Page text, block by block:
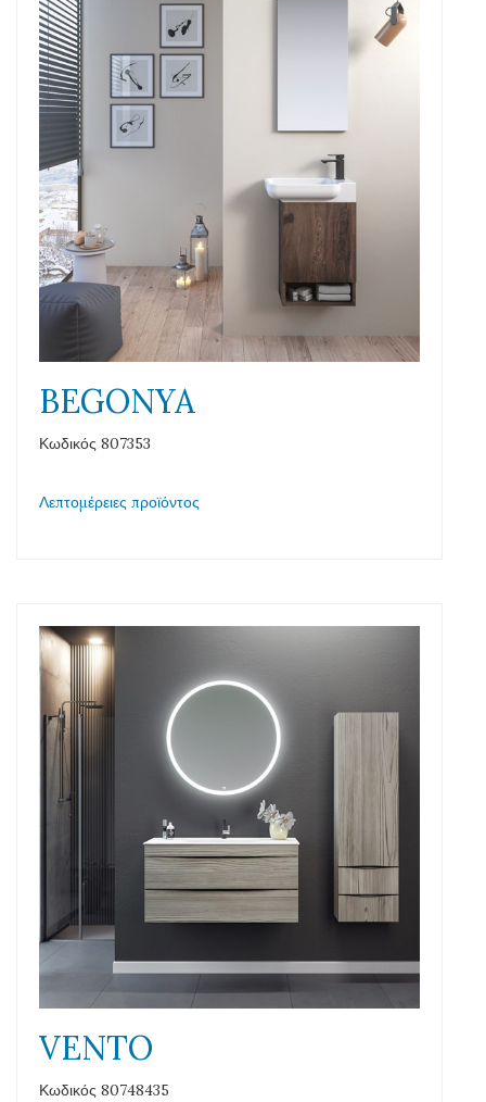
BEGONYA
Κωδικός 807353
Λεπτομέρειες προϊόντος
VENTO
Κωδικός 80748435